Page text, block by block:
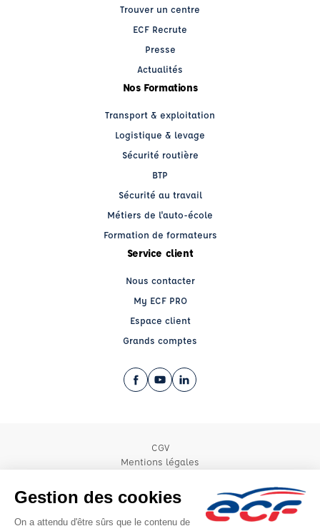
Trouver un centre
ECF Recrute
Presse
Actualités
Nos Formations
Transport & exploitation
Logistique & levage
Sécurité routière
BTP
Sécurité au travail
Métiers de l'auto-école
Formation de formateurs
Service client
Nous contacter
My ECF PRO
Espace client
Grands comptes
Facebook (nouvelle fenêtre)
YouTube (nouvelle fenêtre)
LinkedIn (nouvelle fenêtre)
CGV
Mentions légales
© 2026 École de Conduite Française. Tous droits réservés